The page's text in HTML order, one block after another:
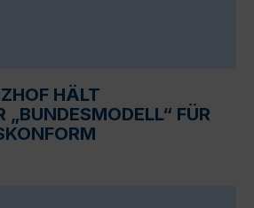
HÄLT
„BUNDESMODELL“ FÜR